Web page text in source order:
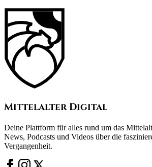
Mittelalter Digital
Deine Plattform für alles rund um das
News, Podcasts und Videos über die
Vergangenheit.